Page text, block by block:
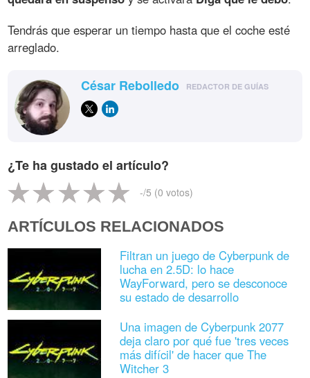
Tendrás que esperar un tiempo hasta que el coche esté
arreglado.
César Rebolledo REDACTOR DE GUÍAS
¿Te ha gustado el artículo?
-/5 (0 votos)
ARTÍCULOS RELACIONADOS
Filtran un juego de Cyberpunk de
lucha en 2.5D: lo hace
WayForward, pero se desconoce
su estado de desarrollo
Una imagen de Cyberpunk 2077
deja claro por qué fue 'tres veces
más difícil' de hacer que The
Witcher 3